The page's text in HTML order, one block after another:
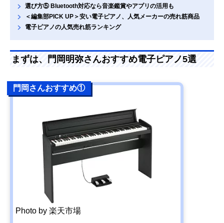
選び方⑤ Bluetooth対応なら音楽鑑賞やアプリの活用も
＜編集部PICK UP＞安い電子ピアノ、人気メーカーの売れ筋商品
電子ピアノの人気売れ筋ランキング
まずは、門岡明弥さんおすすめ電子ピアノ5選
門岡さんおすすめ①
Photo by 楽天市場